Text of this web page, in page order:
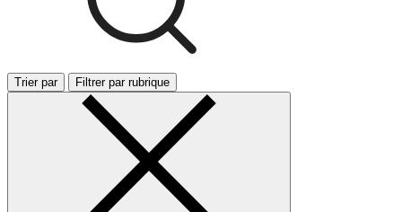
Trier par Filtrer par rubrique